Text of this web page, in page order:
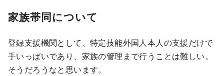
家族帯同について
登録支援機関として、特定技能外国人本人の支援だけで
手いっぱいであり、家族の管理まで行うことは難しい。
そうだろうなと思います。